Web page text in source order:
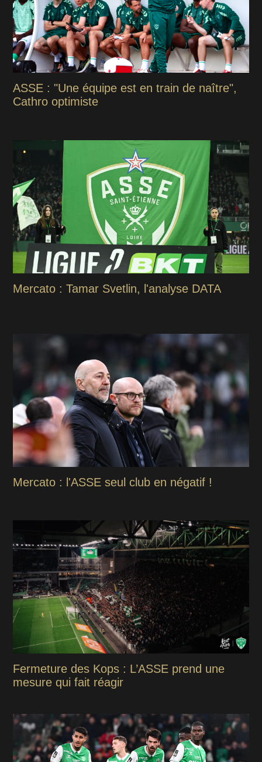
ASSE : "Une équipe est en train de naître",
Cathro optimiste
Mercato : Tamar Svetlin, l'analyse DATA
Mercato : l'ASSE seul club en négatif !
Fermeture des Kops : L’ASSE prend une
mesure qui fait réagir